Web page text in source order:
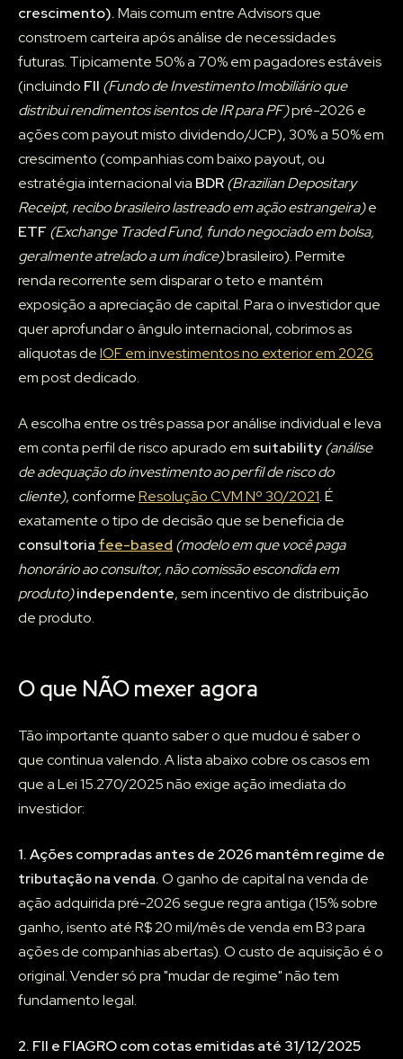
crescimento).Mais comum entre Advisors que
constroem carteira após análise de necessidades
futuras. Tipicamente 50% a 70% em pagadores estáveis
(incluindo FII (Fundo de Investimento Imobiliário que
distribui rendimentos isentos de IR para PF)pré-2026 e
ações com payout misto dividendo/JCP), 30% a 50% em
crescimento (companhias com baixo payout, ou
estratégia internacional via BDR(Brazilian Depositary
Receipt, recibo brasileiro lastreado em ação estrangeira)e
ETF(Exchange Traded Fund, fundo negociado em bolsa,
geralmente atrelado a um índice)brasileiro). Permite
renda recorrente sem disparar o teto e mantém
exposição a apreciação de capital. Para o investidor que
quer aprofundar o ângulo internacional, cobrimos as
alíquotas deIOF em investimentos no exterior em 2026
em post dedicado.
A escolha entre os três passa por análise individual e leva
em conta perfil de risco apurado em suitability(análise
de adequação do investimento ao perfil de risco do
cliente), conformeResolução CVM Nº 30/2021. É
exatamente o tipo de decisão que se beneficia de
consultoria fee-based (modelo em que você paga
honorário ao consultor, não comissão escondida em
produto)independente, sem incentivo de distribuição
de produto.
O que NÃO mexer agora
Tão importante quanto saber o que mudou é saber o
que continua valendo. A lista abaixo cobre os casos em
que a Lei 15.270/2025 não exige ação imediata do
investidor:
1. Ações compradas antes de 2026 mantêm regime de
tributação na venda.O ganho de capital na venda de
ação adquirida pré-2026 segue regra antiga (15% sobre
ganho, isento até R$ 20 mil/mês de venda em B3 para
ações de companhias abertas). O custo de aquisição é o
original. Vender só pra "mudar de regime" não tem
fundamento legal.
2. FII e FIAGRO com cotas emitidas até 31/12/2025